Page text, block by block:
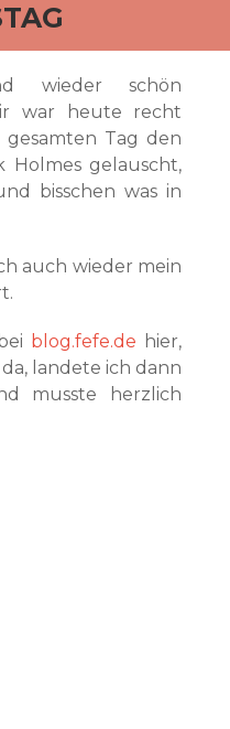
wieder schön
war heute recht
Tag den
Holmes gelauscht,
bisschen was in
auch wieder mein
blog.fefe.de hier,
da, landete ich dann
musste herzlich